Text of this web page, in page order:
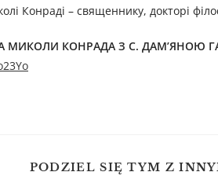
Конраді – священнику, докторі
КОНРАДА З С. ДАМ’ЯНОЮ
PODZIEL SIĘ TYM Z